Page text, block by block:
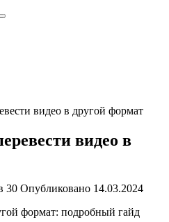
видео в другой формат
видео в
30 Опубликовано 14.03.2024